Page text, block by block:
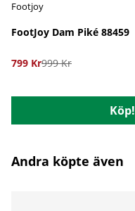
Footjoy
FootJoy Dam Piké 88459
799 Kr999 Kr
Köp!
Andra köpte även